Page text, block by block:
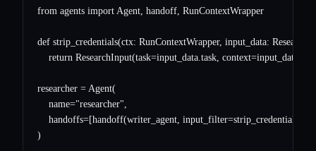
from agents import Agent, handoff, RunContextWrapper
def strip_credentials(ctx: RunContextWrapper, input_data:
return ResearchInput(task=input_data.task,
researcher = Agent(
    name="researcher",
    handoffs=[handoff(writer_agent, input_filter=strip_credentials)]